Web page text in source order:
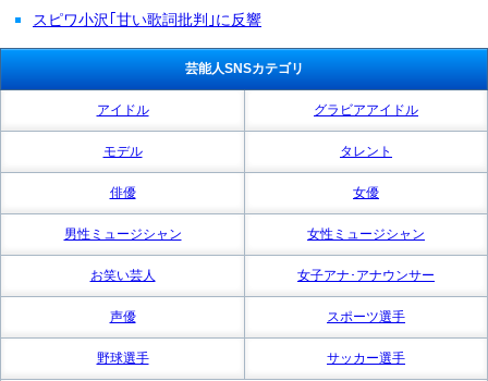
スピワ小沢｢甘い歌詞批判｣に反響
芸能人SNSカテゴリ
アイドル グラビアアイドル
モデル タレント
俳優 女優
男性ミュージシャン 女性ミュージシャン
お笑い芸人 女子アナ･アナウンサー
声優 スポーツ選手
野球選手 サッカー選手